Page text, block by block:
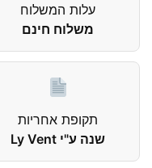
עלות המשלוח
משלוח חינם
תקופת אחריות
שנה ע"י Ly Vent